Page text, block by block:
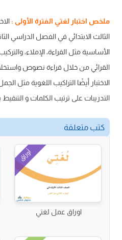
ملخص اختبار لغتي الفترة الأولى :
الثالث الابتدائي في الفصل الدراسي
الأساسية مثل القراءة، الإملاء،
القرائي من خلال قراءة نصوص
الاختبار أيضًا التراكيب اللغوية مثل
التدريبات على ترتيب الكلمات و
كتب متعلقة
أوراق
اوراق عمل لغتي